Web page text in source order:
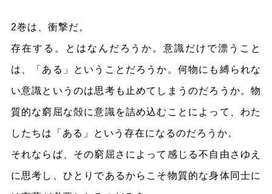
2巻は、衝撃だ。
存在する。とはなんだろうか。意識だけで漂うこと
は、「ある」ということだろうか。何物にも縛られな
い意識というのは思考も止めてしまうのだろうか。物
質的な窮屈な殻に意識を詰め込むことによって、わた
したちは「ある」という存在になるのだろうか。
それならば、その窮屈さによって感じる不自由さゆえ
に思考し、ひとりであるからこそ物質的な身体同士に